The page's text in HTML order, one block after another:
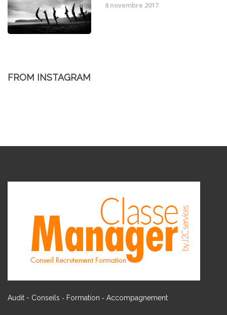
8 novembre 2017
FROM INSTAGRAM
Audit - Conseils - Formation - Accompagnement